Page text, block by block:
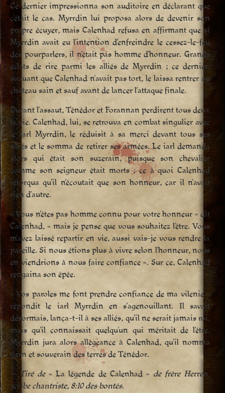
Ce dernier impressionna son auditoire en déclarant que
c’était le cas. Myrrdin lui proposa alors de devenir son
propre écuyer, mais Calenhad refusa en affirmant que si
Myrrdin avait eu l’intention d’enfreindre le cessez-le-feu
des pourparlers, il n’était pas homme d’honneur. Grands
éclats de rire parmi les alliés de Myrrdin ; ce dernier,
avouant que Calenhad n’avait pas tort, le laissa rentrer au
château sain et sauf avant de lancer l’attaque finale.
Durant l’assaut, Ténédor et Forannan perdirent tous deux
la vie. Calenhad, lui, se retrouva en combat singulier avec
le iarl Myrrdin, le réduisit à sa merci devant tous ses
alliés et le somma de retirer ses armées. Le iarl demanda
alors qui était son suzerain, puisque son chevalier
comme son seigneur était morts ; ce à quoi Calenhad
rétorqua qu’il n’écoutait que son honneur, car il n’avait
rien d’autre.
« Vous n’êtes pas homme connu pour votre honneur » dit
Calenhad, « mais je pense que vous souhaitez l’être. Vous
m’avez laissé repartir en vie, aussi vais-je vous rendre la
pareille. Si nous étions plus à vivre selon l’honneur, nous
en viendrions à nous faire confiance ». Sur ce, Calenhad
rengaina son épée.
« Vos paroles me font prendre confiance de ma vilenie »
répondit le iarl Myrrdin en s’agenouillant. Il savait
désormais, lança-t-il à ses alliés, qu’il ne serait jamais roi,
mais qu’il connaissait quelqu’un qui méritait de l’être.
Myrrdin jura alors allégeance à Calenhad, qu’il nomma
tiern et souverain des terres de Ténédor.
— Tiré de« La légende de Calenhad » de frère Herren,
scribe chantriste, 8:10 des bontés.